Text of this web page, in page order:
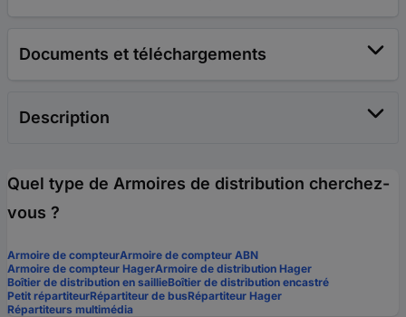
Documents et téléchargements
Description
Quel type de Armoires de distribution cherchez-
vous ?
Armoire de compteurArmoire de compteur ABN
Armoire de compteur HagerArmoire de distribution Hager
Boîtier de distribution en saillieBoîtier de distribution encastré
Petit répartiteurRépartiteur de busRépartiteur Hager
Répartiteurs multimédia